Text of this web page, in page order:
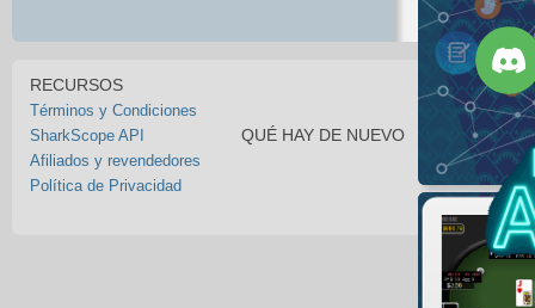
RECURSOS
Términos y Condiciones
SharkScope API
Afiliados y revendedores
Política de Privacidad
QUÉ HAY DE NUEVO